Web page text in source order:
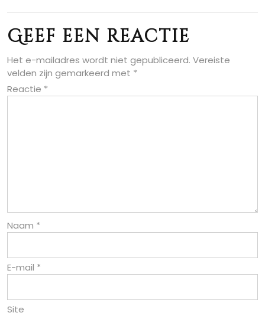
Geef een reactie
Het e-mailadres wordt niet gepubliceerd. Vereiste
velden zijn gemarkeerd met *
Reactie *
Naam *
E-mail *
Site